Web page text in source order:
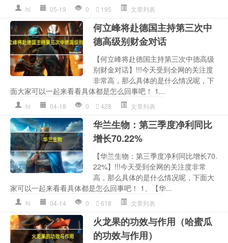
hl 05-19 0 195 文章列表
何立峰将赴德国主持第三次中
德高级别财金对话
【何立峰将赴德国主持第三次中德高级
别财金对话】!!!今天受到全网的关注度
非常高，那么具体的是什么情况呢，下
面大家可以一起来看看具体都是怎么回事吧！ 1...
hl 04-18 0 428 文章列表
华兰生物：第三季度净利同比
增长70.22%
【华兰生物：第三季度净利同比增长70.
22%】!!!今天受到全网的关注度非常
高，那么具体的是什么情况呢，下面大
家可以一起来看看具体都是怎么回事吧！ 1、【华...
hl 04-14 0 618 文章列表
火龙果的功效与作用（哈蜜瓜
的功效与作用）